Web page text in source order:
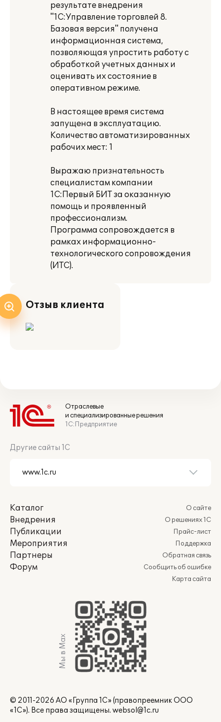
результате внедрения
"1С:Управление торговлей 8.
Базовая версия" получена
информационная система,
позволяющая упростить работу с
обработкой учетных данных и
оценивать их состояние в
оперативном режиме.
В настоящее время система
запущена в эксплуатацию.
Количество автоматизированных
рабочих мест: 1
Выражаю признательность
специалистам компании
1С:Первый БИТ за оказанную
помощь и проявленный
профессионализм.
Программа сопровождается в
рамках информационно-
технологического сопровождения
(ИТС).
Отзыв клиента
Отраслевые
и специализированные решения
1С:Предприятие
Другие сайты 1С
Каталог
Внедрения
Публикации
Мероприятия
Партнеры
Форум
О сайте
О решениях 1С
Прайс-лист
Поддержка
Обратная связь
Сообщить об ошибке
Карта сайта
Мы в Max
© 2011-2026 АО «Группа 1С» (правопреемник ООО
«1С»). Все права защищены. websol@1c.ru